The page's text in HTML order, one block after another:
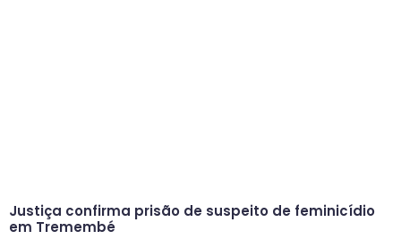
Justiça confirma prisão de suspeito de feminicídio
em Tremembé